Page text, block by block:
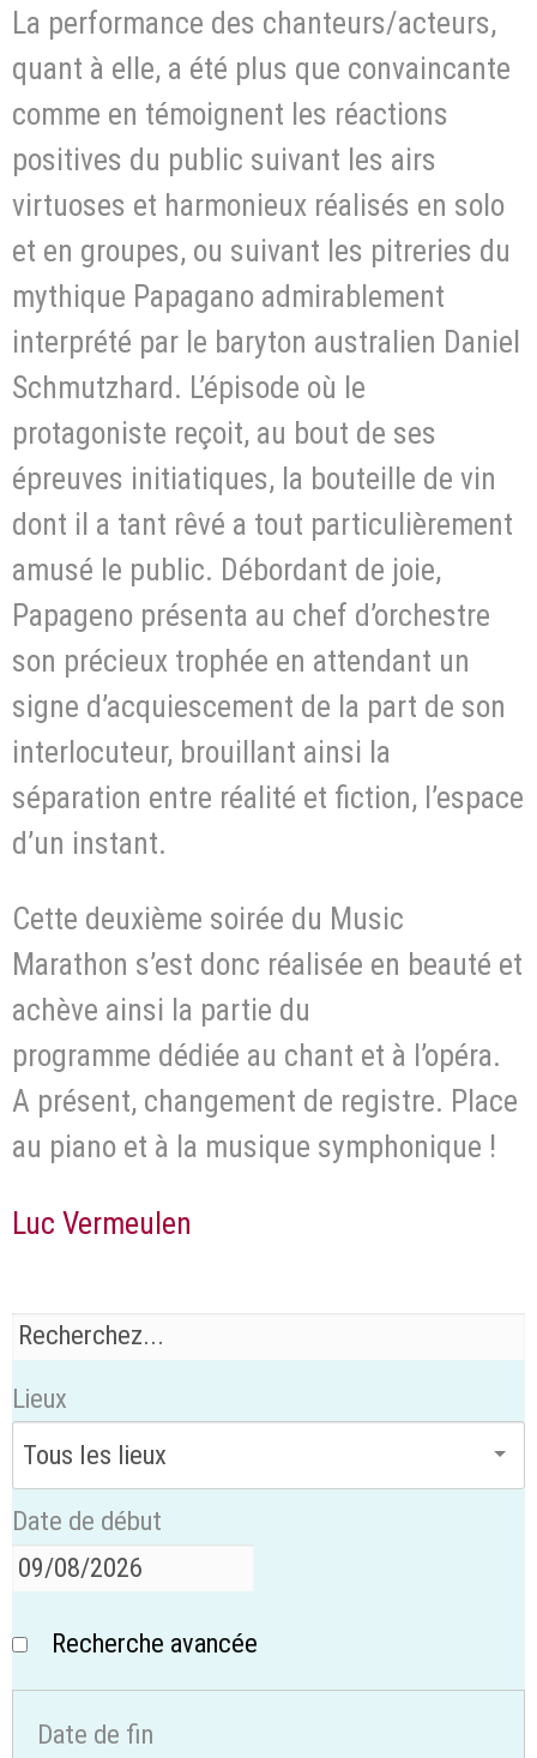
La performance des chanteurs/acteurs,
quant à elle, a été plus que convaincante
comme en témoignent les réactions
positives du public suivant les airs
virtuoses et harmonieux réalisés en solo
et en groupes, ou suivant les pitreries du
mythique Papagano admirablement
interprété par le baryton australien Daniel
Schmutzhard. L’épisode où le
protagoniste reçoit, au bout de ses
épreuves initiatiques, la bouteille de vin
dont il a tant rêvé a tout particulièrement
amusé le public. Débordant de joie,
Papageno présenta au chef d’orchestre
son précieux trophée en attendant un
signe d’acquiescement de la part de son
interlocuteur, brouillant ainsi la
séparation entre réalité et fiction, l’espace
d’un instant.
Cette deuxième soirée du Music
Marathon s’est donc réalisée en beauté et
achève ainsi la partie du
programme dédiée au chant et à l’opéra.
A présent, changement de registre. Place
au piano et à la musique symphonique !
Luc Vermeulen
Lieux
Date de début
Recherche avancée
Date de fin